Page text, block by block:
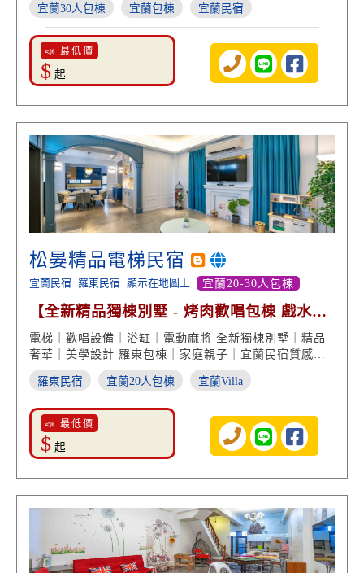
宜蘭30人包棟 宜蘭包棟 宜蘭民宿
📣 最低價
$ 起
松晏精品電梯民宿
宜蘭民宿 羅東民宿 顯示在地圖上 宜蘭20-30人包棟
【全新精品獨棟別墅 - 烤肉歡唱包棟 戲水全
娛樂】
電梯｜歡唱設備｜浴缸｜電動麻將 全新獨棟別墅｜精品
奢華｜美學設計 羅東包棟｜家庭親子｜宜蘭民宿質感推
薦
羅東民宿 宜蘭20人包棟 宜蘭Villa
📣 最低價
$ 起